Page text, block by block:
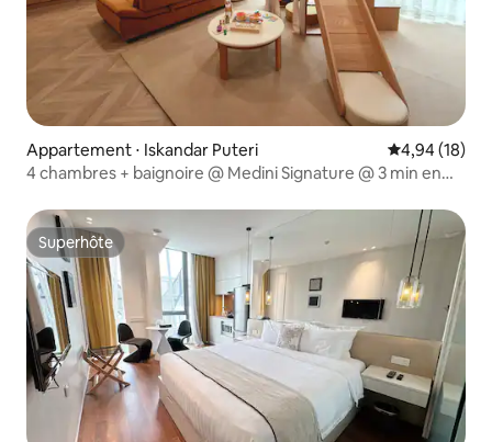
Appartement ⋅ Iskandar Puteri Évaluation
4,94 (18)
4 chambres + baignoire @ Medini Signature @ 3 min en
Superhôte
Superhôte